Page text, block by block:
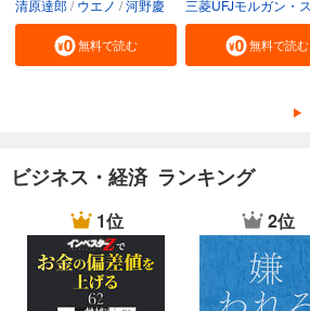
清原達郎 ウエノ 河野慶
無料で読む 無料で読む
ビジネス・経済 ランキング
1位 2位